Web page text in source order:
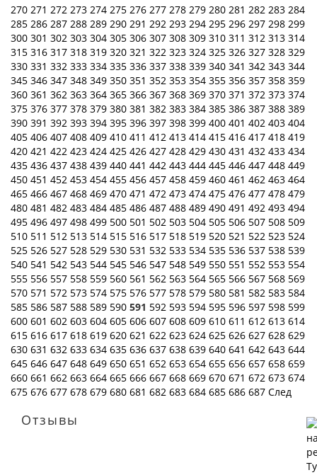
270 271 272 273 274 275 276 277 278 279 280 281 282 283 284
285 286 287 288 289 290 291 292 293 294 295 296 297 298 299
300 301 302 303 304 305 306 307 308 309 310 311 312 313 314
315 316 317 318 319 320 321 322 323 324 325 326 327 328 329
330 331 332 333 334 335 336 337 338 339 340 341 342 343 344
345 346 347 348 349 350 351 352 353 354 355 356 357 358 359
360 361 362 363 364 365 366 367 368 369 370 371 372 373 374
375 376 377 378 379 380 381 382 383 384 385 386 387 388 389
390 391 392 393 394 395 396 397 398 399 400 401 402 403 404
405 406 407 408 409 410 411 412 413 414 415 416 417 418 419
420 421 422 423 424 425 426 427 428 429 430 431 432 433 434
435 436 437 438 439 440 441 442 443 444 445 446 447 448 449
450 451 452 453 454 455 456 457 458 459 460 461 462 463 464
465 466 467 468 469 470 471 472 473 474 475 476 477 478 479
480 481 482 483 484 485 486 487 488 489 490 491 492 493 494
495 496 497 498 499 500 501 502 503 504 505 506 507 508 509
510 511 512 513 514 515 516 517 518 519 520 521 522 523 524
525 526 527 528 529 530 531 532 533 534 535 536 537 538 539
540 541 542 543 544 545 546 547 548 549 550 551 552 553 554
555 556 557 558 559 560 561 562 563 564 565 566 567 568 569
570 571 572 573 574 575 576 577 578 579 580 581 582 583 584
585 586 587 588 589 590 591 592 593 594 595 596 597 598 599
600 601 602 603 604 605 606 607 608 609 610 611 612 613 614
615 616 617 618 619 620 621 622 623 624 625 626 627 628 629
630 631 632 633 634 635 636 637 638 639 640 641 642 643 644
645 646 647 648 649 650 651 652 653 654 655 656 657 658 659
660 661 662 663 664 665 666 667 668 669 670 671 672 673 674
675 676 677 678 679 680 681 682 683 684 685 686 687 След
Отзывы